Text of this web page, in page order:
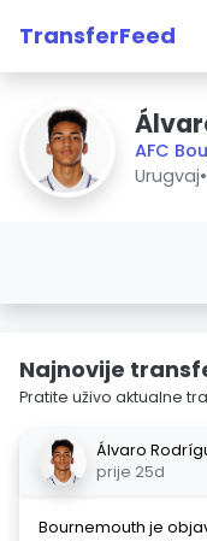
TransferFeed
AFC
Urugvaj•
Najnovije
Pratite uživo aktualne
Álvaro
prije 25d
Bournemouth je